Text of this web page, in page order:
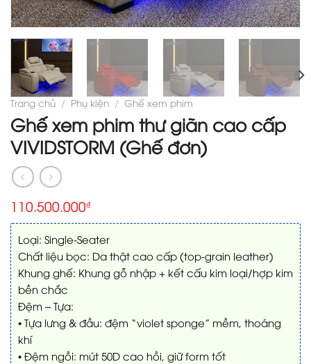
Trang chủ / Phụ kiện / Ghế xem phim
Ghế xem phim thư giãn cao cấp
VIVIDSTORM (Ghế đơn)
110.500.000₫
Loại: Single-Seater
Chất liệu bọc: Da thật cao cấp (top-grain leather)
Khung ghế: Khung gỗ nhập + kết cấu kim loại/hợp kim
bền chắc
Đệm – Tựa:
• Tựa lưng & đầu: đệm “violet sponge” mềm, thoáng
khí
• Đệm ngồi: mút 50D cao hồi, giữ form tốt